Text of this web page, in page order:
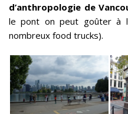
d’anthropologie de
le pont on peut goûter à
nombreux food trucks).